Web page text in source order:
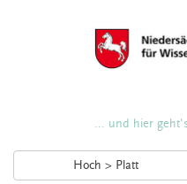
... und hier
Hoch > Platt